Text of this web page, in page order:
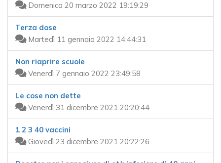
Domenica 20 marzo 2022 19:19:29
Terza dose
Martedì 11 gennaio 2022 14:44:31
Non riaprire scuole
Venerdì 7 gennaio 2022 23:49:58
Le cose non dette
Venerdì 31 dicembre 2021 20:20:44
1 2 3 40 vaccini
Giovedì 23 dicembre 2021 20:22:26